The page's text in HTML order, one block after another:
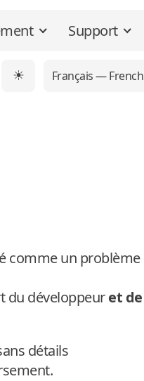
Support
☀ Français — French
comme un problème
du développeuret de
détails